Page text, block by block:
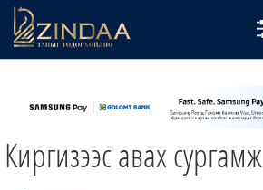
ТВ8
ӨГЛӨӨНИЙ СОНИН
АУДИО ЗОХИОЛ
Киргизээс авах сургамж